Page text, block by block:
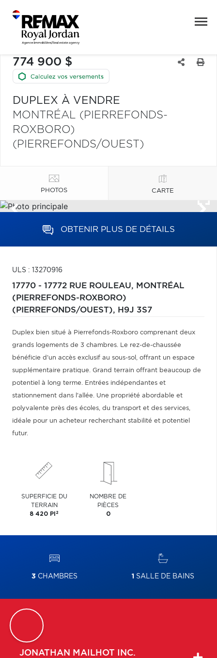
774 900 $
DUPLEX À VENDRE
MONTRÉAL (PIERREFONDS-
ROXBORO)
(PIERREFONDS/OUEST)
PHOTOS CARTE
OBTENIR PLUS DE DÉTAILS
ULS : 13270916
17770 - 17772 RUE ROULEAU, MONTRÉAL
(PIERREFONDS-ROXBORO)
(PIERREFONDS/OUEST), H9J 3S7
Duplex bien situé à Pierrefonds-Roxboro comprenant deux
grands logements de 3 chambres. Le rez-de-chaussée
bénéficie d'un accès exclusif au sous-sol, offrant un espace
supplémentaire pratique. Grand terrain offrant beaucoup de
potentiel à long terme. Entrées indépendantes et
stationnement dans l'allée. Une propriété abordable et
polyvalente près des écoles, du transport et des services,
idéale pour un acheteur recherchant stabilité et potentiel
futur.
SUPERFICIE DU
TERRAIN
8 420 PI 2
NOMBRE DE
PIÈCES
0
3 CHAMBRES 1 SALLE DE BAINS
JONATHAN MAILHOT INC.